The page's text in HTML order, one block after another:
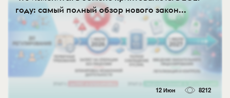
году: самый полный обзор нового закон...
12 Июн 8212